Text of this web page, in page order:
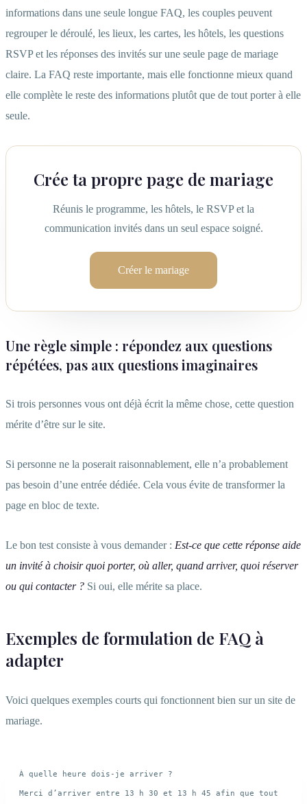
informations dans une seule longue FAQ, les couples peuvent
regrouper le déroulé, les lieux, les cartes, les hôtels, les questions
RSVP et les réponses des invités sur une seule page de mariage
claire. La FAQ reste importante, mais elle fonctionne mieux quand
elle complète le reste des informations plutôt que de tout porter à elle
seule.
Crée ta propre page de mariage
Réunis le programme, les hôtels, le RSVP et la
communication invités dans un seul espace soigné.
Créer le mariage
Une règle simple : répondez aux questions
répétées, pas aux questions imaginaires
Si trois personnes vous ont déjà écrit la même chose, cette question
mérite d’être sur le site.
Si personne ne la poserait raisonnablement, elle n’a probablement
pas besoin d’une entrée dédiée. Cela vous évite de transformer la
page en bloc de texte.
Le bon test consiste à vous demander : Est-ce que cette réponse aide
un invité à choisir quoi porter, où aller, quand arriver, quoi réserver
ou qui contacter ? Si oui, elle mérite sa place.
Exemples de formulation de FAQ à
adapter
Voici quelques exemples courts qui fonctionnent bien sur un site de
mariage.
À quelle heure dois-je arriver ?
Merci d’arriver entre 13 h 30 et 13 h 45 afin que tout